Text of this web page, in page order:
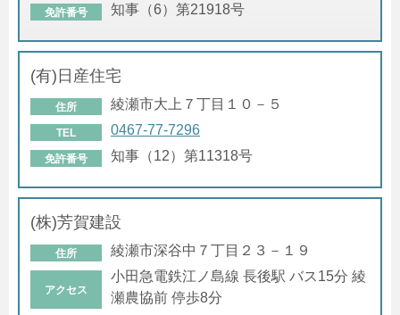
免許番号 知事（6）第21918号
(有)日産住宅
住所 綾瀬市大上７丁目１０－５
TEL 0467-77-7296
免許番号 知事（12）第11318号
(株)芳賀建設
住所 綾瀬市深谷中７丁目２３－１９
アクセス
小田急電鉄江ノ島線 長後駅 バス15分 綾
瀬農協前 停歩8分